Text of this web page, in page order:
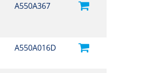
A550A367
A550A016D